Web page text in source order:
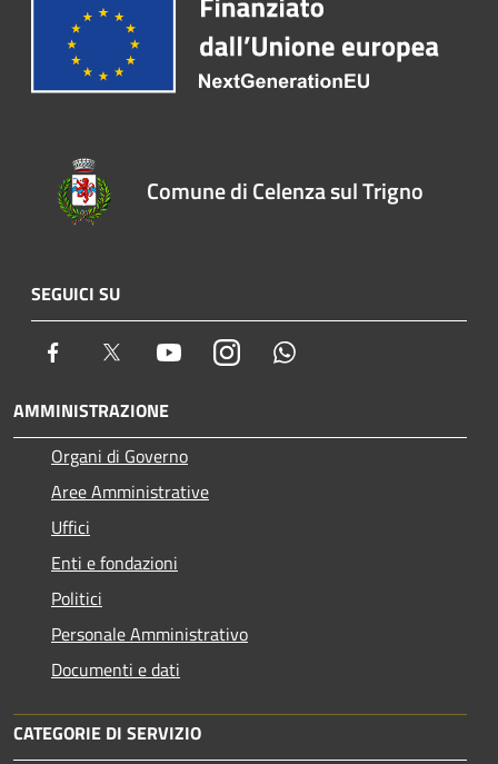
Comune di Celenza sul Trigno
SEGUICI SU
Facebook Twitter YoutubeInstagram
AMMINISTRAZIONE
Organi di Governo
Aree Amministrative
Uffici
Enti e fondazioni
Politici
Personale Amministrativo
Documenti e dati
CATEGORIE DI SERVIZIO